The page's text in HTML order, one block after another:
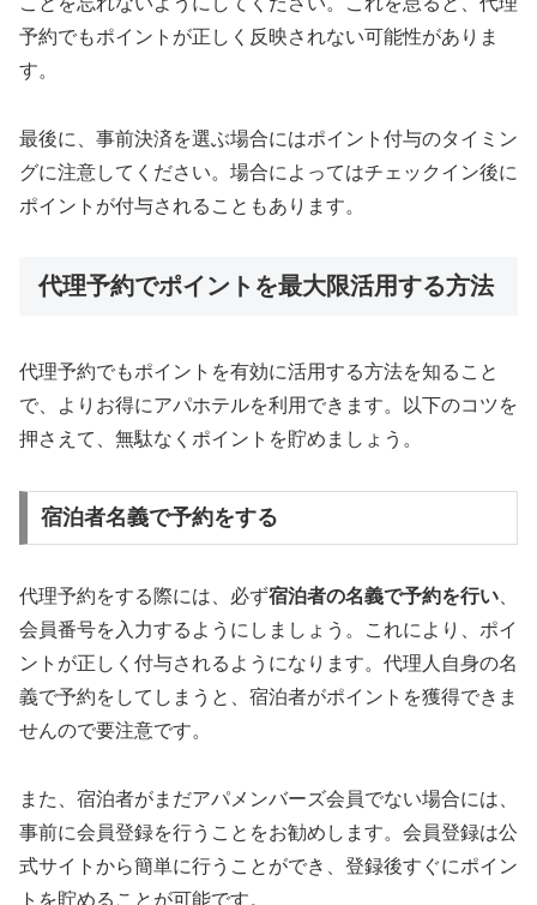
予約でもポイントが正しく反映されない可能性がありま
す。
最後に、事前決済を選ぶ場合にはポイント付与のタイミン
グに注意してください。場合によってはチェックイン後に
ポイントが付与されることもあります。
代理予約でポイントを最大限活用する方法
代理予約でもポイントを有効に活用する方法を知ること
で、よりお得にアパホテルを利用できます。以下のコツを
押さえて、無駄なくポイントを貯めましょう。
宿泊者名義で予約をする
代理予約をする際には、必ず宿泊者の名義で予約を行い
会員番号を入力するようにしましょう。これにより、ポイ
ントが正しく付与されるようになります。代理人自身の名
義で予約をしてしまうと、宿泊者がポイントを獲得できま
せんので要注意です。
また、宿泊者がまだアパメンバーズ会員でない場合には、
事前に会員登録を行うことをお勧めします。会員登録は公
式サイトから簡単に行うことができ、登録後すぐにポイン
トを貯めることが可能です。